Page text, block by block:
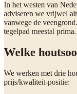
In het westen van
adviseren we vrijwel
vanwege de
tegelpad meestal prima.
Welke
We werken met drie
prijs/kwaliteit-positie: